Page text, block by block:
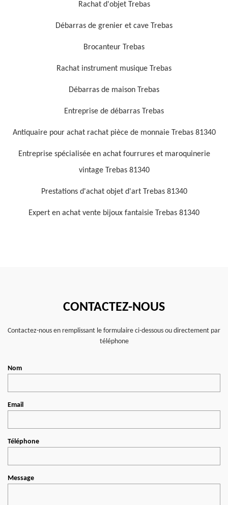
Rachat d'objet Trebas
Débarras de grenier et cave Trebas
Brocanteur Trebas
Rachat instrument musique Trebas
Débarras de maison Trebas
Entreprise de débarras Trebas
Antiquaire pour achat rachat pièce de monnaie Trebas 81340
Entreprise spécialisée en achat fourrures et maroquinerie
vintage Trebas 81340
Prestations d'achat objet d'art Trebas 81340
Expert en achat vente bijoux fantaisie Trebas 81340
CONTACTEZ-NOUS
Contactez-nous en remplissant le formulaire ci-dessous ou directement par
téléphone
Nom
Email
Téléphone
Message